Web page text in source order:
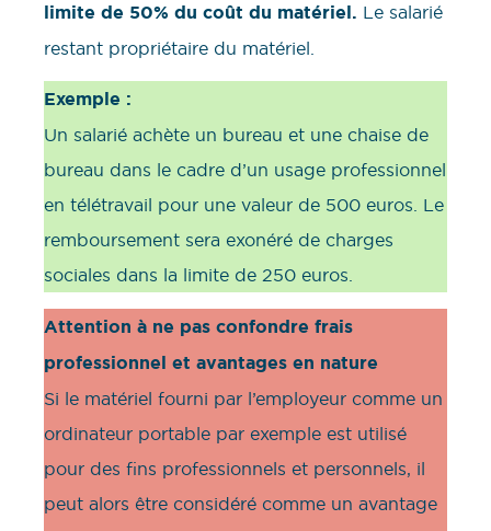
limite de 50% du coût du matériel. Le salarié
restant propriétaire du matériel.
Exemple :
Un salarié achète un bureau et une chaise de
bureau dans le cadre d’un usage professionnel
en télétravail pour une valeur de 500 euros. Le
remboursement sera exonéré de charges
sociales dans la limite de 250 euros.
Attention à ne pas confondre frais
professionnel et avantages en nature
Si le matériel fourni par l’employeur comme un
ordinateur portable par exemple est utilisé
pour des fins professionnels et personnels, il
peut alors être considéré comme un avantage